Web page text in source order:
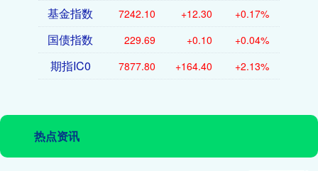
基金指数 7242.10 +12.30 +0.17%
国债指数 229.69 +0.10 +0.04%
期指IC0 7877.80 +164.40 +2.13%
热点资讯